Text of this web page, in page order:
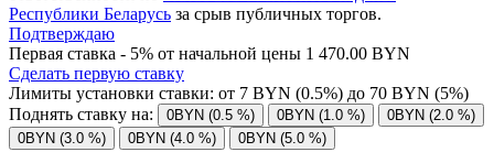
Республики Беларусь за срыв публичных торгов.
Подтверждаю
Первая ставка - 5% от начальной цены 1 470.00 BYN
Сделать первую ставку
Лимиты установки ставки: от 7 BYN (0.5%) до 70 BYN (5%)
Поднять ставку на:
0BYN (0.5 %) 0BYN (1.0 %)
0BYN (2.0 %)
0BYN (3.0 %)
0BYN (4.0 %) 0BYN (5.0 %)